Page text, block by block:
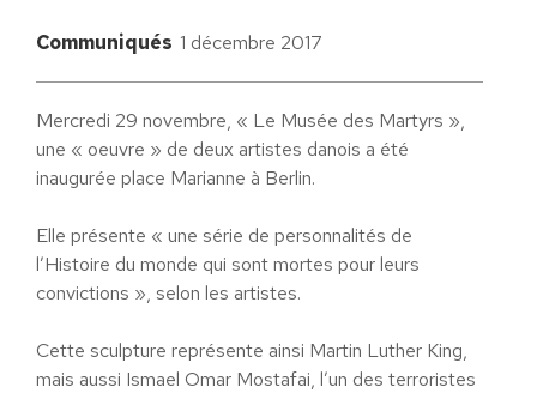
Communiqués 1 décembre 2017
Mercredi 29 novembre, « Le Musée des Martyrs »,
une « oeuvre » de deux artistes danois a été
inaugurée place Marianne à Berlin.
Elle présente « une série de personnalités de
l’Histoire du monde qui sont mortes pour leurs
convictions », selon les artistes.
Cette sculpture représente ainsi Martin Luther King,
mais aussi Ismael Omar Mostafai, l’un des terroristes